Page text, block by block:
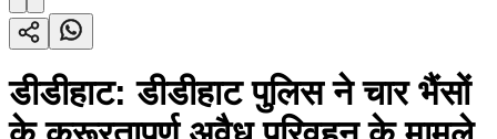
डीडीहाट: डीडीहाट पुलिस ने चार भैंसों